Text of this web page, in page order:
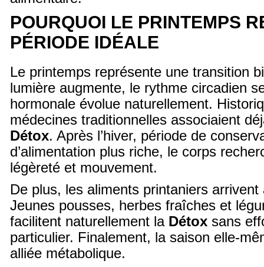
POURQUOI LE PRINTEMPS
PÉRIODE IDÉALE
Le printemps représente une transition
lumière augmente, le rythme circadien
hormonale évolue naturellement.
médecines traditionnelles associaient
Détox. Après l’hiver, période de
d’alimentation plus riche, le corps
légèreté et mouvement.
De plus, les aliments printaniers
Jeunes pousses, herbes fraîches et
facilitent naturellement la Détox sans
particulier. Finalement, la saison elle-
alliée métabolique.